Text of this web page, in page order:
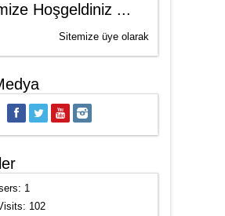
Hoşgeldiniz ...
Sitemize üye olarak, bize destek verebilirsiniz.
1
102